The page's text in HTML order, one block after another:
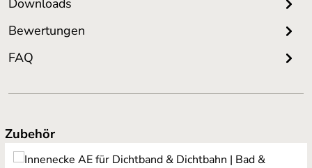
Downloads
Bewertungen
FAQ
Produktgalerie überspringen
Zubehör